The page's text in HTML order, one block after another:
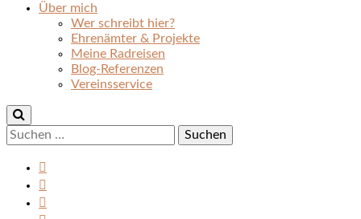
Über mich
Wer schreibt hier?
Ehrenämter & Projekte
Meine Radreisen
Blog-Referenzen
Vereinsservice
Suchen
nach: